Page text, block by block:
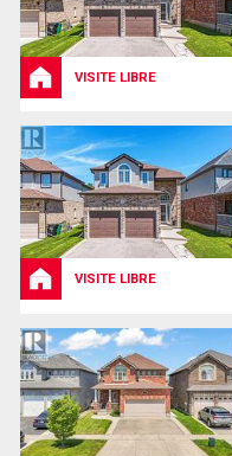
VISITE LIBRE
VISITE LIBRE